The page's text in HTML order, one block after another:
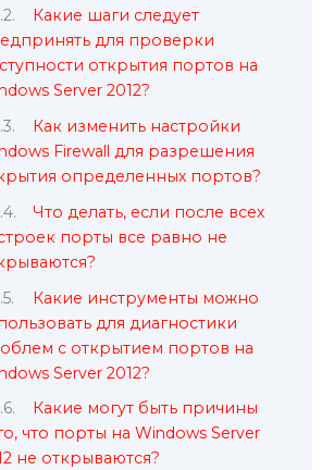
Какие шаги следует
для проверки
открытия портов на
Server 2012?
Как изменить настройки
Firewall для разрешения
определенных портов?
Что делать, если после всех
порты все равно не
Какие инструменты можно
для диагностики
с открытием портов на
Server 2012?
Какие могут быть причины
что порты на Windows Server
не открываются?